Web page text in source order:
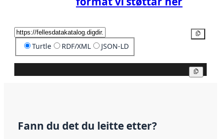
Turtle RDF/XML JSON-LD
Fann du det du leitte etter?